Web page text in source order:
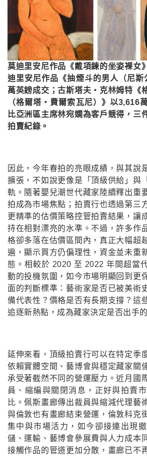
莫迪里安尼作品《戴項鍊的坐姿裸女
迪里安尼作品《抽煙斗的男人（尼斯
萬英鎊成交；古斯塔夫・克林姆特《
（格爾塔・費爾索瓦尼）》以3,616
比亞洲區主席林宛嫻為客戶競得，三
拍賣紀錄。
因此，今年春拍的亮眼成績，與其說
擴張，不如說更像是「頂級供給」與
軌。隨著嬰兒潮世代藏家陸續釋出重
拍成為市場焦點；拍賣行也透過第三
更精準的估價策略控管拍賣結果，讓
持在相對漂亮的水準。不過，許多作
格卻多落在估價區間內，真正大幅超
遍，顯示買方仍偏理性，資金並未重
態。相較於 2020 至 2022 年間超當
動的投機氛圍，如今市場明顯回到更
面的判斷標準：藝術家是否已被美術
備代表性？價格是否有長期支撐？這
追逐新熱點，成為藏家決定是否出手
延伸來看，頂級拍賣行可以在特定季
依賴實體空間、藝博會與穩定藏家關
承受著截然不同的營運壓力。近月國
員、縮編與關閉消息，正好與拍賣
比。佩斯畫廊傳出裁員與縮減代理藝
與倫敦也有畫廊結束營運，倫敦科克
集中與市場活力，如今卻接連出現
儲、運輸、藝博會參展費與人力成本
接觸作品的管道更加分散，畫廊已不